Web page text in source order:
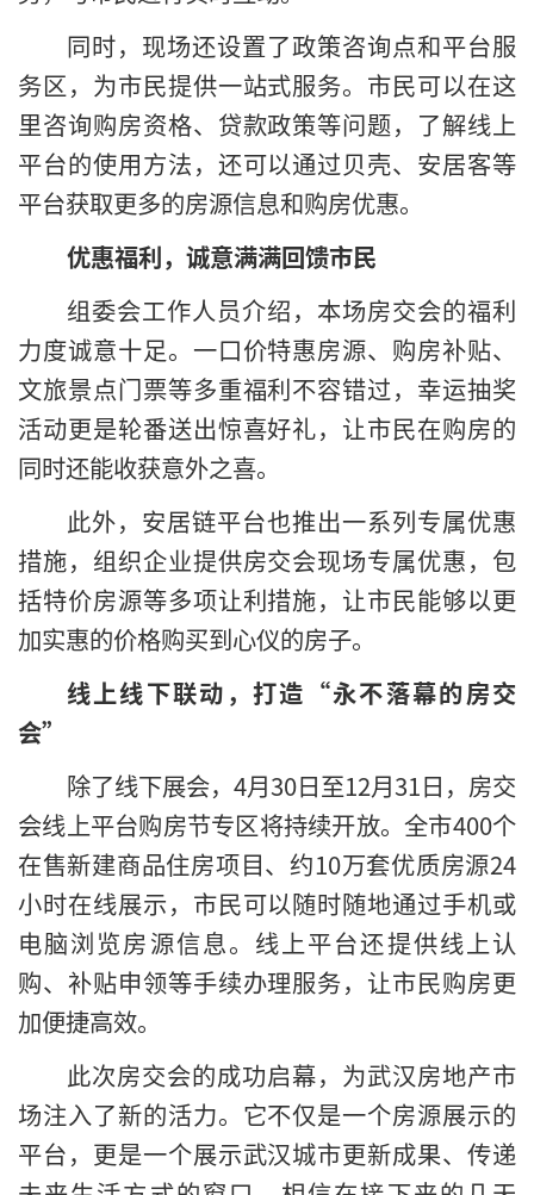
同时，现场还设置了政策咨询点和平台服
务区，为市民提供一站式服务。市民可以在这
里咨询购房资格、贷款政策等问题，了解线上
平台的使用方法，还可以通过贝壳、安居客等
平台获取更多的房源信息和购房优惠。
优惠福利，诚意满满回馈市民
组委会工作人员介绍，本场房交会的福利
力度诚意十足。一口价特惠房源、购房补贴、
文旅景点门票等多重福利不容错过，幸运抽奖
活动更是轮番送出惊喜好礼，让市民在购房的
同时还能收获意外之喜。
此外，安居链平台也推出一系列专属优惠
措施，组织企业提供房交会现场专属优惠，包
括特价房源等多项让利措施，让市民能够以更
加实惠的价格购买到心仪的房子。
线上线下联动，打造“永不落幕的房交
会”
除了线下展会，4月30日至12月31日，房交
会线上平台购房节专区将持续开放。全市400个
在售新建商品住房项目、约10万套优质房源24
小时在线展示，市民可以随时随地通过手机或
电脑浏览房源信息。线上平台还提供线上认
购、补贴申领等手续办理服务，让市民购房更
加便捷高效。
此次房交会的成功启幕，为武汉房地产市
场注入了新的活力。它不仅是一个房源展示的
平台，更是一个展示武汉城市更新成果、传递